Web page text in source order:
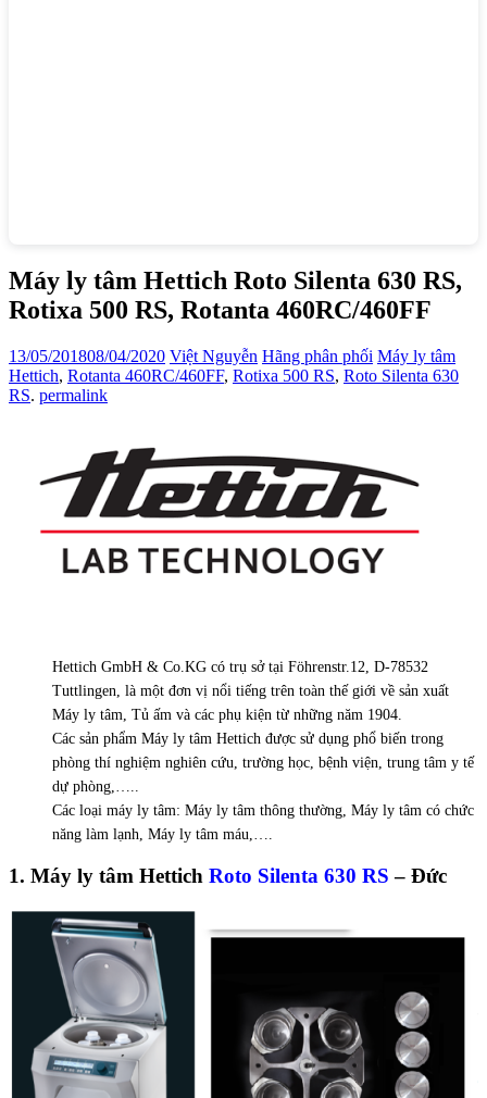
Máy ly tâm Hettich Roto Silenta 630 RS,
Rotixa 500 RS, Rotanta 460RC/460FF
13/05/201808/04/2020 Việt Nguyễn Hãng phân phối Máy ly tâm
Hettich, Rotanta 460RC/460FF, Rotixa 500 RS, Roto Silenta 630
RS. permalink
Hettich GmbH & Co.KG có trụ sở tại Föhrenstr.12, D-78532
Tuttlingen, là một đơn vị nổi tiếng trên toàn thế giới về sản xuất
Máy ly tâm, Tủ ấm và các phụ kiện từ những năm 1904.
Các sản phẩm Máy ly tâm Hettich được sử dụng phổ biến trong
phòng thí nghiệm nghiên cứu, trường học, bệnh viện, trung tâm y tế
dự phòng,…..
Các loại máy ly tâm: Máy ly tâm thông thường, Máy ly tâm có chức
năng làm lạnh, Máy ly tâm máu,….
1. Máy ly tâm Hettich Roto Silenta 630 RS – Đức